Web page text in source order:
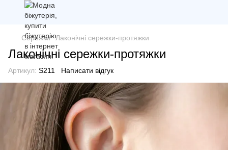
Сережки Лаконічні сережки-протяжки
Лаконічні сережки-протяжки
Артикул: S211 Написати відгук